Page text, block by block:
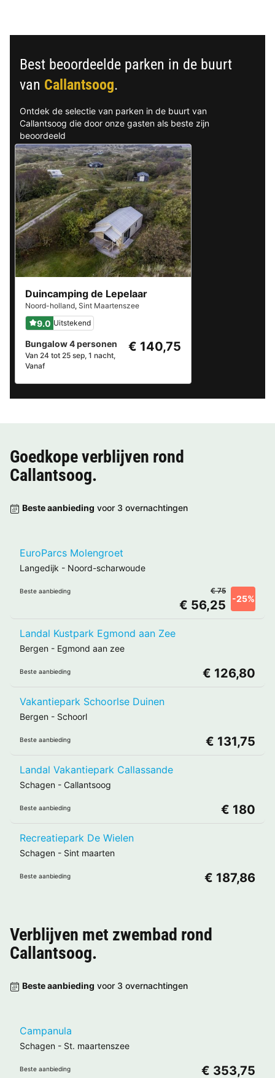
Best beoordeelde parken in de buurt
van Callantsoog.
Ontdek de selectie van parken in de buurt van
Callantsoog die door onze gasten als beste zijn
beoordeeld
Duincamping de Lepelaar
Noord-holland, Sint Maartenszee
9.0 Uitstekend
Bungalow 4 personen
Van 24 tot 25 sep, 1 nacht,
Vanaf
€ 140,75
Goedkope verblijven rond
Callantsoog.
Beste aanbieding voor 3 overnachtingen
EuroParcs Molengroet
Langedijk - Noord-scharwoude
Beste aanbieding
€ 56,25 -25%
€ 75
Landal Kustpark Egmond aan Zee
Bergen - Egmond aan zee
Beste aanbieding € 126,80
Vakantiepark Schoorlse Duinen
Bergen - Schoorl
Beste aanbieding € 131,75
Landal Vakantiepark Callassande
Schagen - Callantsoog
Beste aanbieding € 180
Recreatiepark De Wielen
Schagen - Sint maarten
Beste aanbieding € 187,86
Verblijven met zwembad rond
Callantsoog.
Beste aanbieding voor 3 overnachtingen
Campanula
Schagen - St. maartenszee
Beste aanbieding € 353,75